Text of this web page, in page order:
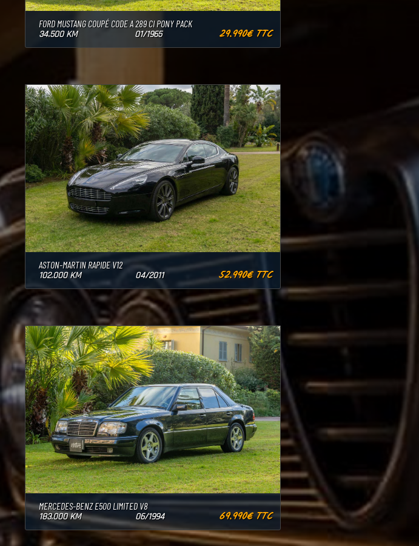
FORD MUSTANG COUPÉ CODE A 289 CI PONY PACK
29.990€ TTC
34.500 KM 01/1965
ASTON-MARTIN RAPIDE V12
52.990€ TTC
102.000 KM 04/2011
MERCEDES-BENZ E500 LIMITED V8
69.990€ TTC
183.000 KM 06/1994